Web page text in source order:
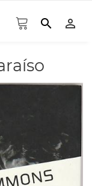
search person_outline